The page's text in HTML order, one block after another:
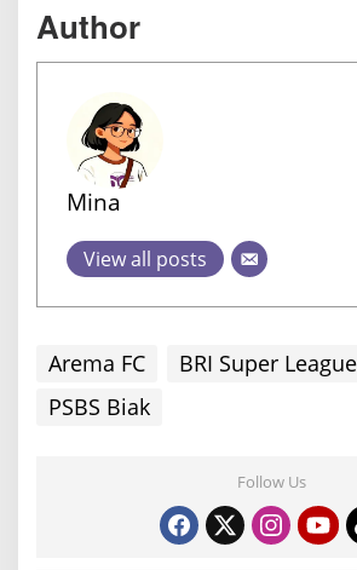
Author
Mina
View all posts
Arema FC
BRI Super
PSBS Biak
Follow Us